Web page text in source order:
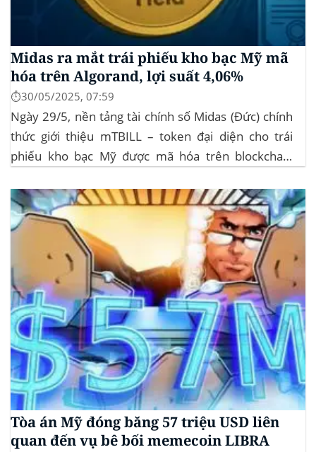
Midas ra mắt trái phiếu kho bạc Mỹ mã
hóa trên Algorand, lợi suất 4,06%
⏱️30/05/2025, 07:59
Ngày 29/5, nền tảng tài chính số Midas (Đức) chính
thức giới thiệu mTBILL – token đại diện cho trái
phiếu kho bạc Mỹ được mã hóa trên blockchain
không yêu cầu mức đầu tư tối thiểu. mTBILL được
bảo chứng bằng...
Tòa án Mỹ đóng băng 57 triệu USD liên
quan đến vụ bê bối memecoin LIBRA